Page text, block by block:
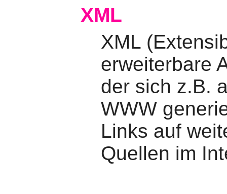
XML
XML
erweiterbare
der sich z.B.
WWW
Links auf
Quellen im